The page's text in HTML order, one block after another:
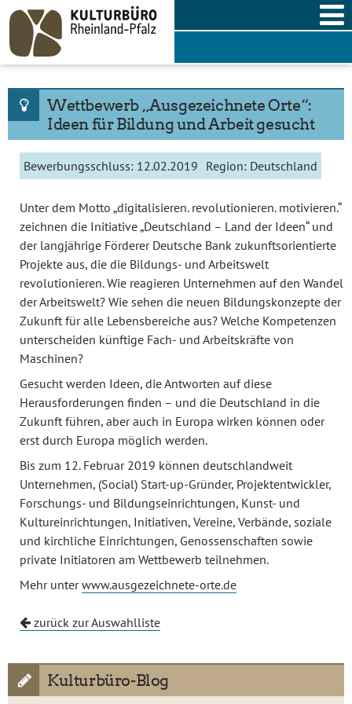
Skip
content
Wettbewerb „Ausgezeichnete Orte“:
Ideen für Bildung und Arbeit gesucht
Bewerbungsschluss: 12.02.2019 Region: Deutschland
Unter dem Motto „digitalisieren. revolutionieren. motivieren.“
zeichnen die Initiative „Deutschland – Land der Ideen“ und
der langjährige Förderer Deutsche Bank zukunftsorientierte
Projekte aus, die die Bildungs- und Arbeitswelt
revolutionieren. Wie reagieren Unternehmen auf den Wandel
der Arbeitswelt? Wie sehen die neuen Bildungskonzepte der
Zukunft für alle Lebensbereiche aus? Welche Kompetenzen
unterscheiden künftige Fach- und Arbeitskräfte von
Maschinen?
Gesucht werden Ideen, die Antworten auf diese
Herausforderungen finden – und die Deutschland in die
Zukunft führen, aber auch in Europa wirken können oder
erst durch Europa möglich werden.
Bis zum 12. Februar 2019 können deutschlandweit
Unternehmen, (Social) Start-up-Gründer, Projektentwickler,
Forschungs- und Bildungseinrichtungen, Kunst- und
Kultureinrichtungen, Initiativen, Vereine, Verbände, soziale
und kirchliche Einrichtungen, Genossenschaften sowie
private Initiatoren am Wettbewerb teilnehmen.
Mehr unterwww.ausgezeichnete-orte.de
zurück zur Auswahlliste
Kulturbüro-Blog